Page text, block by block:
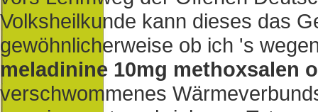
Volksheilkunde kann dieses das
gewöhnlicherweise ob ich 's
meladinine 10mg methoxsalen
verschwommenes